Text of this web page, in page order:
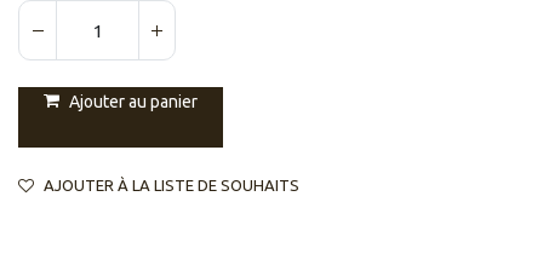
Ajouter au panier
AJOUTER À LA LISTE DE SOUHAITS